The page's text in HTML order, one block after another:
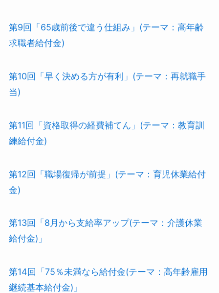
第9回「65歳前後で違う仕組み」(テーマ：高年齢
求職者給付金)
第10回「早く決める方が有利」(テーマ：再就職手
当)
第11回「資格取得の経費補てん」(テーマ：教育訓
練給付金)
第12回「職場復帰が前提」(テーマ：育児休業給付
金)
第13回「8月から支給率アップ(テーマ：介護休業
給付金)」
第14回「75％未満なら給付金(テーマ：高年齢雇用
継続基本給付金)」